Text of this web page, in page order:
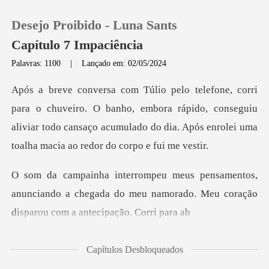
0
Loja
Sair
Desejo Proibido - Luna Sants
Capítulo 7 Impaciência
Palavras: 1100 |Lançado em: 02/05/2024
O banho, embora rápido, conseguiu
aliviar todo cansaço acumulado do
s,
anunciando a chegada do meu namorado. Meu co
Capítulos Desbloqueados